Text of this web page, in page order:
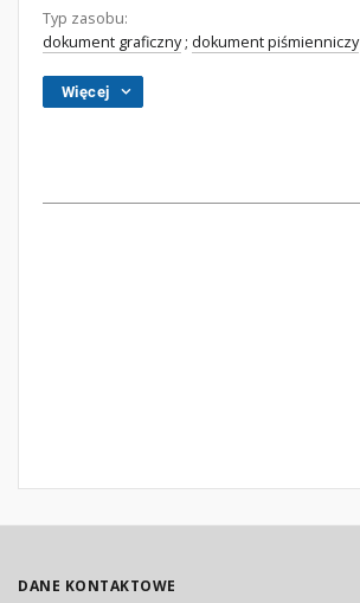
Typ zasobu:
dokument graficzny; dokument piśmienniczy
Więcej
DANE KONTAKTOWE